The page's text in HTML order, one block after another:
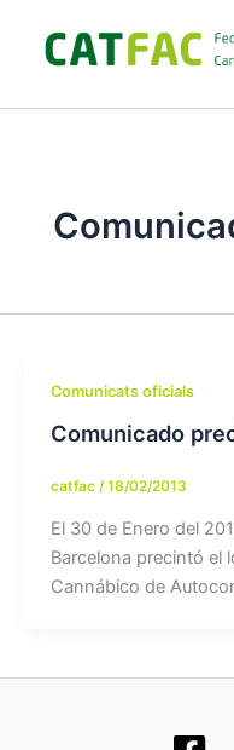
contenido
Comunicats oficials
Comunicado
catfac /18/02/2013
El 30 de Enero del
Barcelona precintó el
Cannábico de